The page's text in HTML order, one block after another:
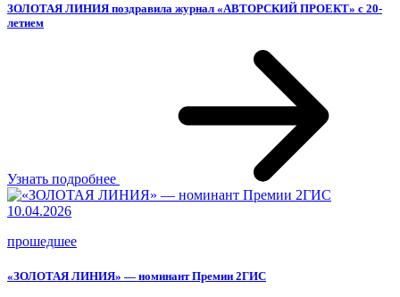
ЗОЛОТАЯ ЛИНИЯ поздравила журнал «АВТОРСКИЙ ПРОЕКТ» с 20-
летием
Узнать подробнее
10.04.2026
прошедшее
«ЗОЛОТАЯ ЛИНИЯ» — номинант Премии 2ГИС